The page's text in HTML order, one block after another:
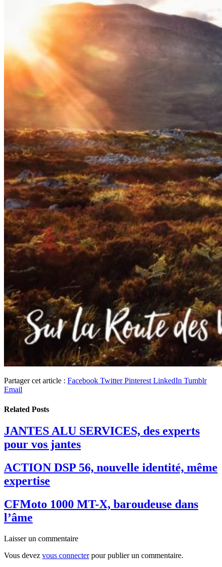
Partager cet article : Facebook Twitter Pinterest LinkedIn Tumblr
Email
Related Posts
JANTES ALU SERVICES, des experts
pour vos jantes
ACTION DSP 56, nouvelle identité, même
expertise
CFMoto 1000 MT-X, baroudeuse dans
l’âme
Laisser un commentaire
Vous devez vous connecterpour publier un commentaire.